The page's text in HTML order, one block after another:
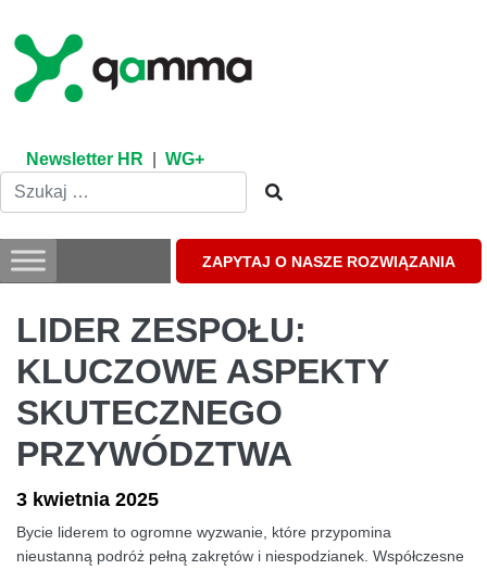
content
Newsletter HR WG+
ZAPYTAJ O NASZE ROZWIĄZANIA
LIDER ZESPOŁU:
KLUCZOWE ASPEKTY
SKUTECZNEGO
PRZYWÓDZTWA
3 kwietnia 2025
Bycie liderem to ogromne wyzwanie, które przypomina
nieustanną podróż pełną zakrętów i niespodzianek. Współczesne